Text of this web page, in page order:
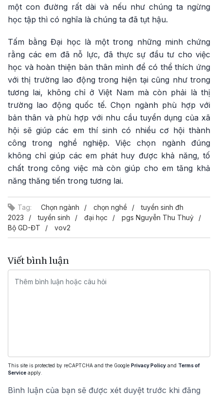
một con đường rất dài và nếu như chúng ta ngừng
học tập thì có nghĩa là chúng ta đã tụt hậu.
Tấm bằng Đại học là một trong những minh chứng
rằng các em đã nỗ lực, đã thực sự đầu tư cho việc
học và hoàn thiện bản thân mình để có thể thích ứng
với thị trường lao động trong hiện tại cũng như trong
tương lai, không chỉ ở Việt Nam mà còn phải là thị
trường lao động quốc tế. Chọn ngành phù hợp với
bản thân và phù hợp với nhu cầu tuyển dụng của xã
hội sẽ giúp các em thí sinh có nhiều cơ hội thành
công trong nghề nghiệp. Việc chọn ngành đúng
không chỉ giúp các em phát huy được khả năng, tố
chất trong công việc mà còn giúp cho em tăng khả
năng thăng tiến trong tương lai.
Tag: Chọn ngành chọn nghề
tuyển sinh đh
2023
tuyển sinh đại học
pgs Nguyễn Thu Thuỷ
Bộ GD-ĐT
vov2
Viết bình luận
This site is protected by reCAPTCHA and the Google Privacy Policy and Terms of
Service apply.
Bình luận của bạn sẽ được xét duyệt trước khi đăng